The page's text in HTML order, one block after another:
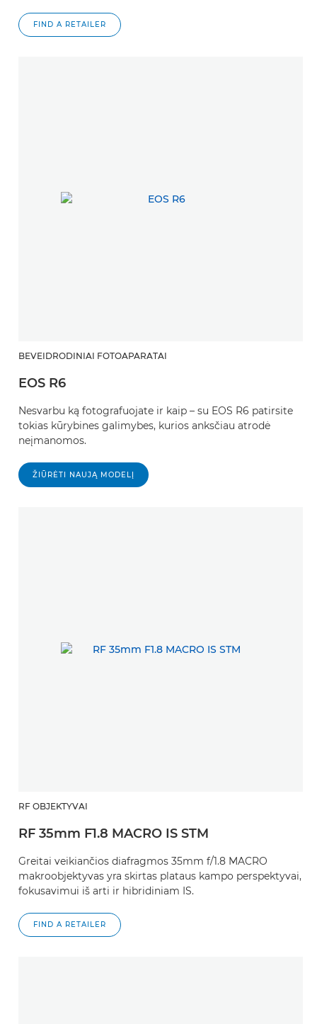
FIND A RETAILER
BEVEIDRODINIAI FOTOAPARATAI
EOS R6
Nesvarbu ką fotografuojate ir kaip – su EOS R6 patirsite
tokias kūrybines galimybes, kurios anksčiau atrodė
neįmanomos.
ŽIŪRĖTI NAUJĄ MODELĮ
RF OBJEKTYVAI
RF 35mm F1.8 MACRO IS STM
Greitai veikiančios diafragmos 35mm f/1.8 MACRO
makroobjektyvas yra skirtas plataus kampo perspektyvai,
fokusavimui iš arti ir hibridiniam IS.
FIND A RETAILER